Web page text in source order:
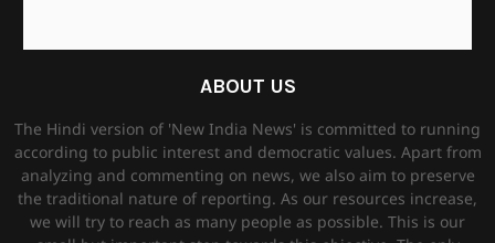
ABOUT US
The Hindi version of 'New India News' is committed to running
according to public interest and democratic values. Apart from
analyzing and commenting on news, we also aim to preserve
the traditional nature of reporting. As our resources increase,
we will try to reach as many people as possible. This is our